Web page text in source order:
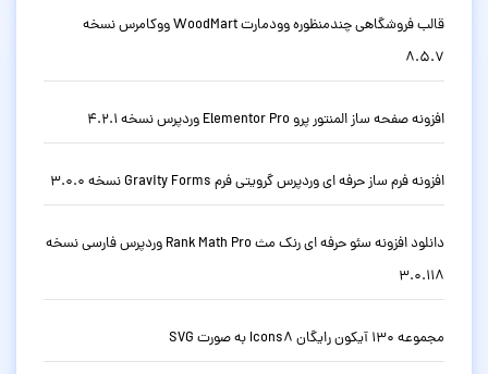
قالب فروشگاهی چندمنظوره وودمارت WoodMart ووکامرس نسخه
8.5.7
افزونه صفحه ساز المنتور پرو Elementor Pro وردپرس نسخه 4.2.1
افزونه فرم ساز حرفه ای وردپرس گرویتی فرم Gravity Forms نسخه 3.0.0
دانلود افزونه سئو حرفه ای رنک مث Rank Math Pro وردپرس فارسی نسخه
3.0.118
مجموعه 130 آیکون رایگان Icons8 به صورت SVG